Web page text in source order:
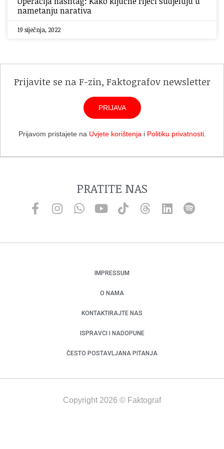
nametanju narativa
19 siječnja, 2022
Prijavite se na F-zin, Faktografov newsletter
PRIJAVA
Prijavom pristajete na Uvjete korištenja i Politiku privatnosti.
PRATITE NAS
IMPRESSUM
O NAMA
KONTAKTIRAJTE NAS
ISPRAVCI I NADOPUNE
ČESTO POSTAVLJANA PITANJA
Copyright 2026 © Faktograf